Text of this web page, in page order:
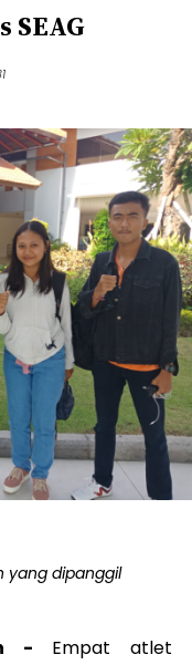
SEAG
yang dipanggil
- Empat atlet